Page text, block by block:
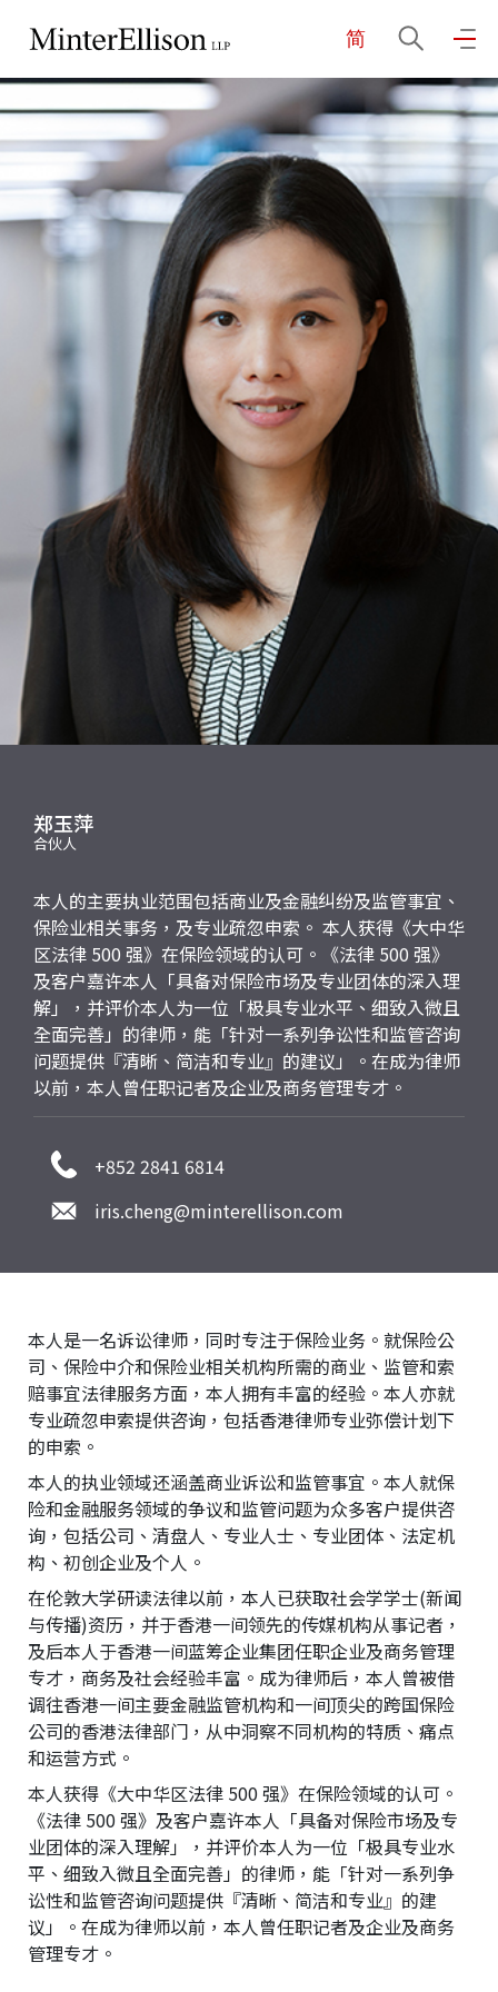
简
EN 繁 简
主页
关于我们
业务领域
我们的团队
社区投入
应届毕业生招聘
联络我们
最新消息
郑玉萍
合伙人
本人的主要执业范围包括商业及金融纠纷及监管事宜、
保险业相关事务，及专业疏忽申索。 本人获得《大中华
区法律 500 强》在保险领域的认可。《法律 500 强》
及客户嘉许本人「具备对保险市场及专业团体的深入理
解」，并评价本人为一位「极具专业水平、细致入微且
全面完善」的律师，能「针对一系列争讼性和监管咨询
问题提供『清晰、简洁和专业』的建议」。在成为律师
以前，本人曾任职记者及企业及商务管理专才。
+852 2841 6814
iris.cheng@minterellison.com
本人是一名诉讼律师，同时专注于保险业务。就保险公
司、保险中介和保险业相关机构所需的商业、监管和索
赔事宜法律服务方面，本人拥有丰富的经验。本人亦就
专业疏忽申索提供咨询，包括香港律师专业弥偿计划下
的申索。
本人的执业领域还涵盖商业诉讼和监管事宜。本人就保
险和金融服务领域的争议和监管问题为众多客户提供咨
询，包括公司、清盘人、专业人士、专业团体、法定机
构、初创企业及个人。
在伦敦大学研读法律以前，本人已获取社会学学士(新闻
与传播)资历，并于香港一间领先的传媒机构从事记者，
及后本人于香港一间蓝筹企业集团任职企业及商务管理
专才，商务及社会经验丰富。成为律师后，本人曾被借
调往香港一间主要金融监管机构和一间顶尖的跨国保险
公司的香港法律部门，从中洞察不同机构的特质、痛点
和运营方式。
本人获得《大中华区法律 500 强》在保险领域的认可。
《法律 500 强》及客户嘉许本人「具备对保险市场及专
业团体的深入理解」，并评价本人为一位「极具专业水
平、细致入微且全面完善」的律师，能「针对一系列争
讼性和监管咨询问题提供『清晰、简洁和专业』的建
议」。在成为律师以前，本人曾任职记者及企业及商务
管理专才。